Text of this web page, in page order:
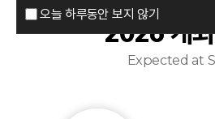
오늘 하루동안 보지 않기
2026 개
Expected at